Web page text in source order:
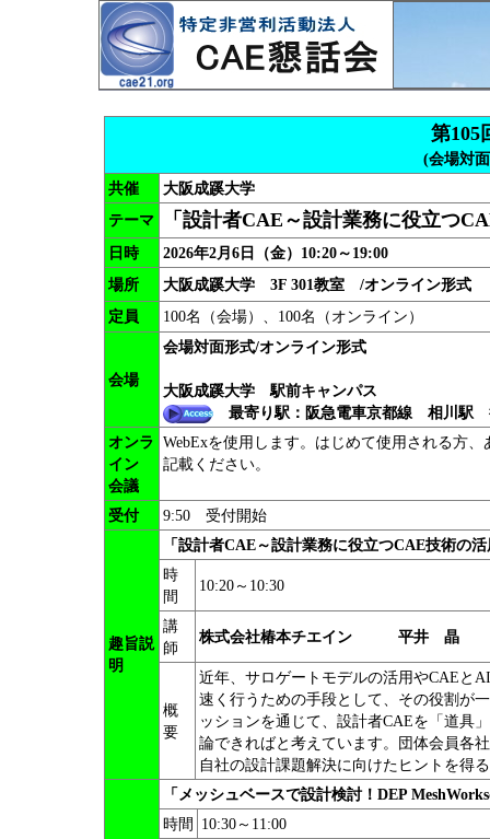
第105
(会場対
共催
大阪成蹊大学
テーマ
「設計者CAE～設計業務に役立つ
日時
2026年2月6日（金）10:20～19:00
場所
大阪成蹊大学 3F 301教室 /オンライン形式
定員
100名（会場）、100名（オンライン）
会場
会場対面形式/オンライン形式
大阪成蹊大学 駅前キャンパス
最寄り駅：阪急電車京都線 相川駅
オンラ
イン
会議
WebExを使用します。はじめて使用される方
記載ください。
受付 9:50 受付開始
趣旨説
明
「設計者CAE～設計業務に役立つCAE技術の
時
間
10:20～10:30
講
師
株式会社椿本チエイン 平井 晶
概
要
近年、サロゲートモデルの活用やCAEと
速く行うための手段として、その役割が
ッションを通じて、設計者CAEを「道具
論できればと考えています。団体会員各
自社の設計課題解決に向けたヒントを得
「メッシュベースで設計検討！DEP
時間
10:30～11:00